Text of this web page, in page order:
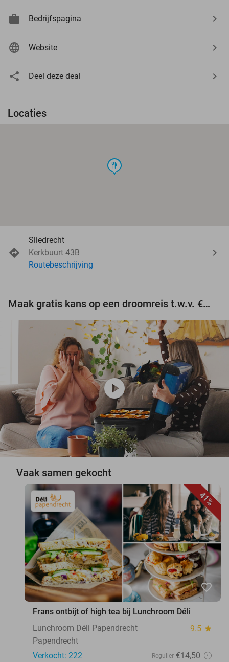
Bedrijfspagina
Website
Deel deze deal
Locaties
food
Sliedrecht
Kerkbuurt 43B
Routebeschrijving
Maak gratis kans op een droomreis t.w.v. €3.000!
play_circle
Vaak samen gekocht
41%
favorite_border
Frans ontbijt of high tea bij Lunchroom Déli
Lunchroom Déli Papendrecht
9.5 star
Papendrecht
Verkocht: 222
Regulier €14,50